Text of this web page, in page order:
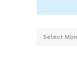
Naked